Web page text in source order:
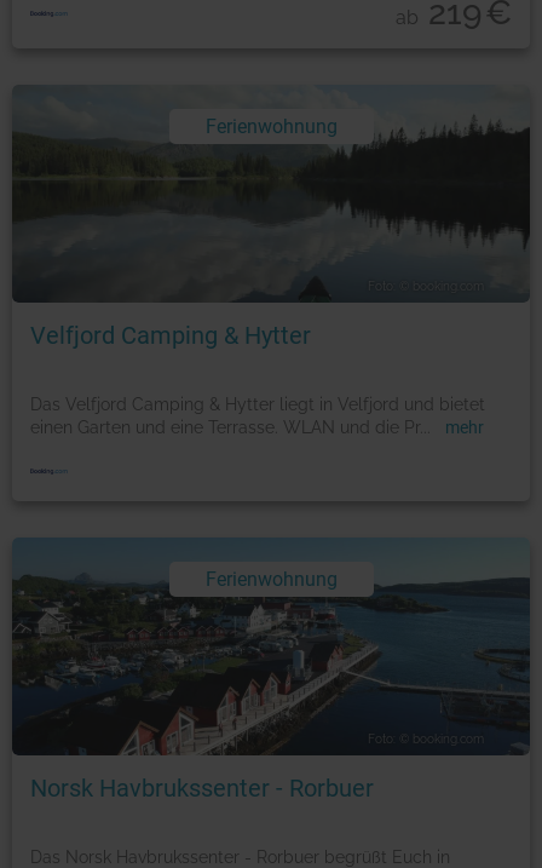
ab 219€
Ferienwohnung
Velfjord Camping & Hytter
Das Velfjord Camping & Hytter liegt in Velfjord und bietet
einen Garten und eine Terrasse. WLAN und die Pr
mehr
Ferienwohnung
Foto: © booking.com
Norsk Havbrukssenter - Rorbuer
Das Norsk Havbrukssenter - Rorbuer begrüßt Euch in